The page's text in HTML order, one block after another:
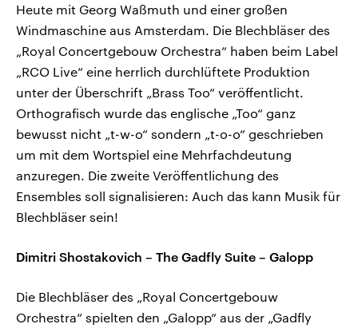
Heute mit Georg Waßmuth und einer großen
Windmaschine aus Amsterdam. Die Blechbläser des
„Royal Concertgebouw Orchestra“ haben beim Label
„RCO Live“ eine herrlich durchlüftete Produktion
unter der Überschrift „Brass Too“ veröffentlicht.
Orthografisch wurde das englische „Too“ ganz
bewusst nicht „t-w-o“ sondern „t-o-o“ geschrieben
um mit dem Wortspiel eine Mehrfachdeutung
anzuregen. Die zweite Veröffentlichung des
Ensembles soll signalisieren: Auch das kann Musik für
Blechbläser sein!
Dimitri Shostakovich – The Gadfly Suite – Galopp
Die Blechbläser des „Royal Concertgebouw
Orchestra“ spielten den „Galopp“ aus der „Gadfly